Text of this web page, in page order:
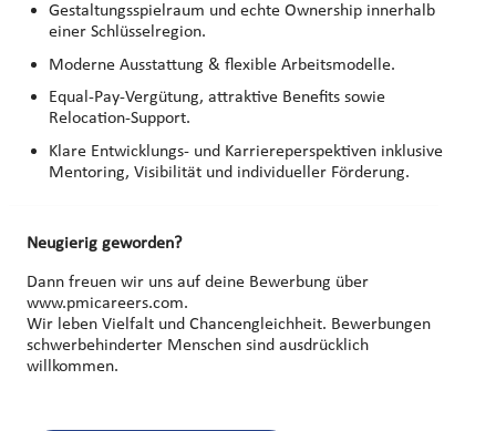
Gestaltungsspielraum und echte Ownership innerhalb
einer Schlüsselregion.
Moderne Ausstattung & flexible Arbeitsmodelle.
Equal‑Pay‑Vergütung, attraktive Benefits sowie
Relocation‑Support.
Klare Entwicklungs- und Karriereperspektiven inklusive
Mentoring, Visibilität und individueller Förderung.
Neugierig geworden?
Dann freuen wir uns auf deine Bewerbung über
www.pmicareers.com.
Wir leben Vielfalt und Chancengleichheit. Bewerbungen
schwerbehinderter Menschen sind ausdrücklich
willkommen.